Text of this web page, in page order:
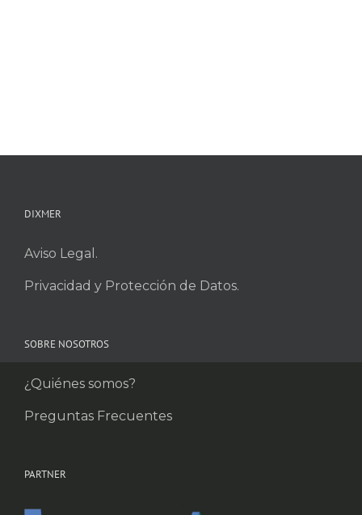
DIXMER
Aviso Legal.
Privacidad y Protección de Datos.
SOBRE NOSOTROS
¿Quiénes somos?
Preguntas Frecuentes
PARTNER